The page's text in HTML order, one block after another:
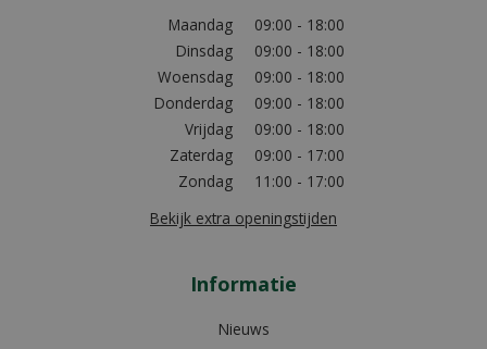
Maandag
09:00 - 18:00
Dinsdag
09:00 - 18:00
Woensdag
09:00 - 18:00
Donderdag
09:00 - 18:00
Vrijdag
09:00 - 18:00
Zaterdag
09:00 - 17:00
Zondag
11:00 - 17:00
Bekijk extra openingstijden
Informatie
Nieuws